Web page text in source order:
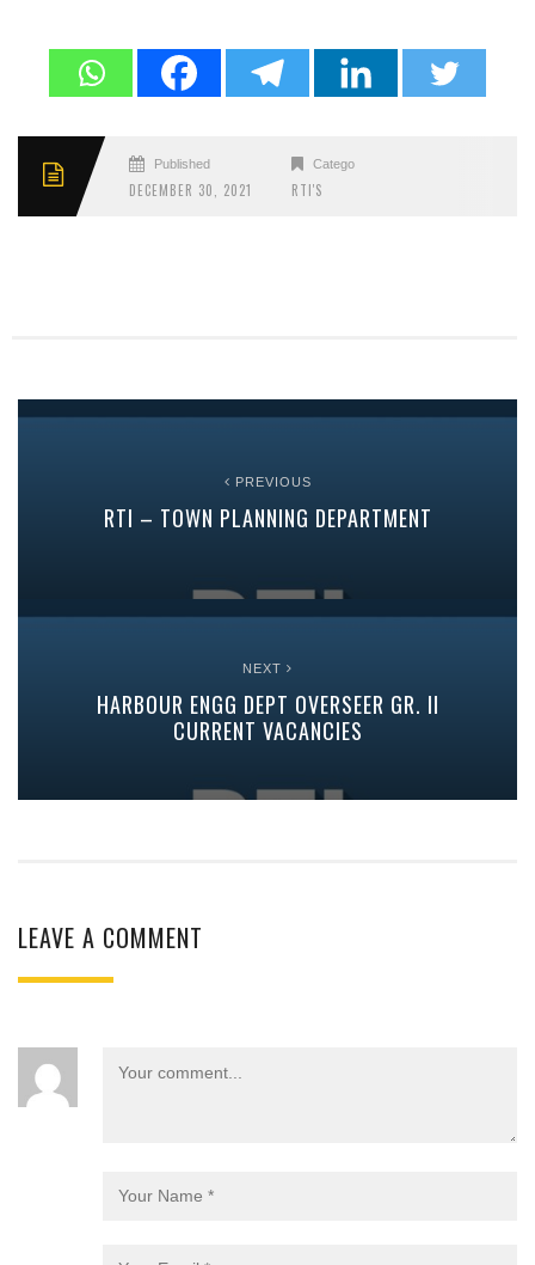
Published
DECEMBER 30, 2021
Categories
RTI'S
PREVIOUS
RTI – TOWN PLANNING DEPARTMENT
NEXT
HARBOUR ENGG DEPT OVERSEER GR. II
CURRENT VACANCIES
LEAVE A COMMENT